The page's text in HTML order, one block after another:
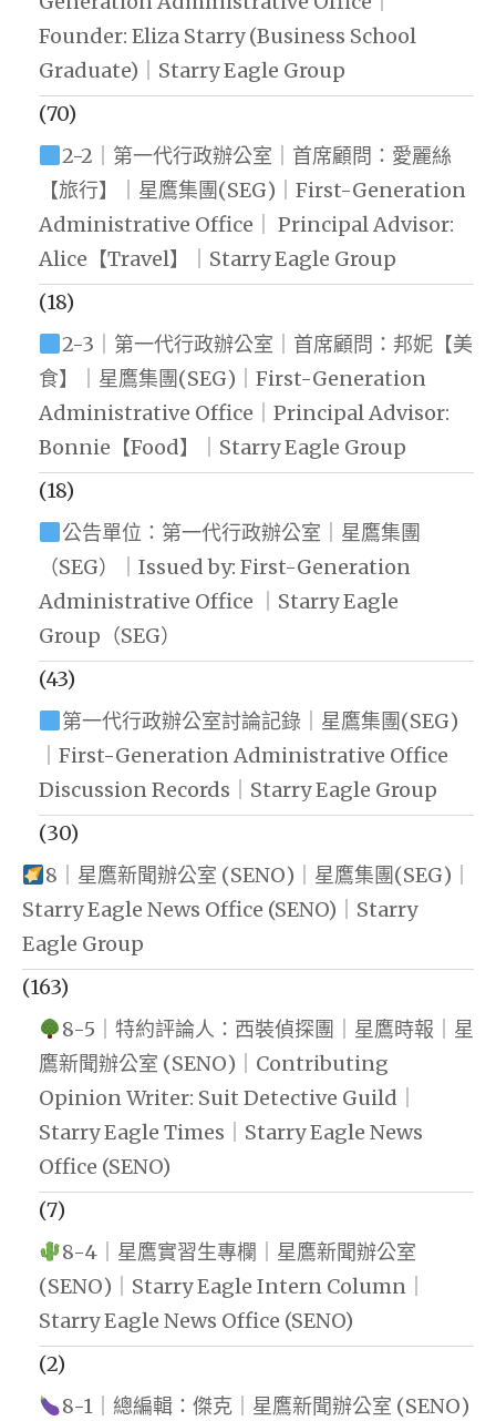
Founder: Eliza Starry (Business School
Graduate)｜Starry Eagle Group
(70)
2-2｜第一代行政辦公室｜首席顧問：愛麗絲
【旅行】｜星鷹集團(SEG)｜First-Generation
Administrative Office｜ Principal Advisor:
Alice【Travel】｜Starry Eagle Group
(18)
2-3｜第一代行政辦公室｜首席顧問：邦妮【美
食】｜星鷹集團(SEG)｜First-Generation
Administrative Office｜Principal Advisor:
Bonnie【Food】｜Starry Eagle Group
(18)
公告單位：第一代行政辦公室｜星鷹集團
（SEG）｜Issued by: First-Generation
Administrative Office ｜Starry Eagle
Group（SEG）
(43)
第一代行政辦公室討論記錄｜星鷹集團(SEG)
｜First-Generation Administrative Office
Discussion Records｜Starry Eagle Group
(30)
8｜星鷹新聞辦公室 (SENO)｜星鷹集團(SEG)｜
Starry Eagle News Office (SENO)｜Starry
Eagle Group
(163)
8-5｜特約評論人：西裝偵探團｜星鷹時報｜星
鷹新聞辦公室 (SENO)｜Contributing
Opinion Writer: Suit Detective Guild｜
Starry Eagle Times｜Starry Eagle News
Office (SENO)
(7)
8-4｜星鷹實習生專欄｜星鷹新聞辦公室
(SENO)｜Starry Eagle Intern Column｜
Starry Eagle News Office (SENO)
(2)
8-1｜總編輯：傑克｜星鷹新聞辦公室 (SENO)